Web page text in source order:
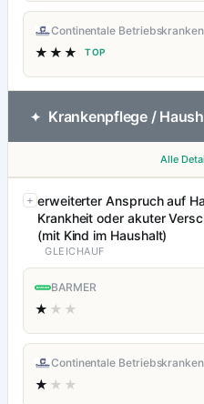
Continentale
★★★ TOP
✦ Krankenpflege /
Alle
erweiterter Anspruch auf
Krankheit oder akuter
(mit Kind im Haushalt)
GLEICHAUF
BARMER
★ ★★
Continentale
★ ★★